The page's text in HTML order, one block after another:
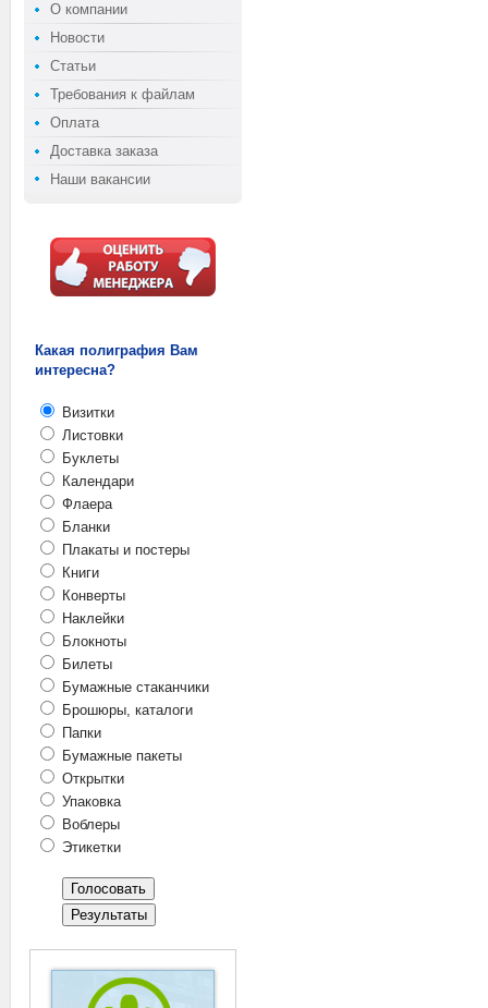
О компании
Новости
Статьи
Требования к файлам
Оплата
Доставка заказа
Наши вакансии
Какая полиграфия Вам
интересна?
Визитки
Листовки
Буклеты
Календари
Флаера
Бланки
Плакаты и постеры
Книги
Конверты
Наклейки
Блокноты
Билеты
Бумажные стаканчики
Брошюры, каталоги
Папки
Бумажные пакеты
Открытки
Упаковка
Воблеры
Этикетки